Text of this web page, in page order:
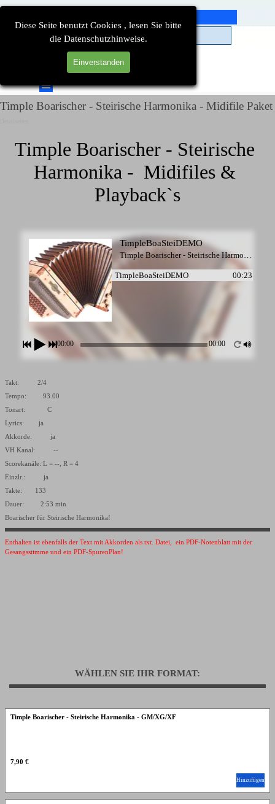
Diese Seite benutzt Cookies , lesen Sie bitte
die Datenschutzhinweise.
Einverstanden
Direkt zum Seiteninhalt
Menü überspringen
Timple Boarischer - Steirische Harmonika - Midifile Paket
Timple Boarischer - Steirische
Harmonika -  Midifiles &
Playback`s
TimpleBoaSteiDEMO
Timple Boarischer - Steirische Harmonika
TimpleBoaSteiDEMO 00:23
00:00 00:00
Takt: 2/4
Tempo: 93.00
Tonart: C
Lyrics: ja
Akkorde: ja
VH Kanal: --
Scorekanäle: L = --, R = 4
Einzlr.: ja
Takte: 133
Dauer: 2:53 min
Boarischer für Steirische Harmonika!
Enthalten ist ebenfalls der Text mit Akkorden als txt. Datei, ein PDF-Notenblatt mit der
Gesangsstimme und ein PDF-SpurenPlan!
WÄHLEN SIE IHR FORMAT:
Timple Boarischer - Steirische Harmonika - GM/XG/XF
7,90 €
Hinzufügen